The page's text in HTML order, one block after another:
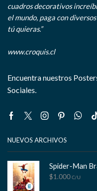
cuadros decorativos
el mundo, paga con
tú quieras.”
www.croquis.cl
Encuentra nuestros
Sociales.
Facebook
TwitterInstagram
Pinterest
NUEVOS ARCHIVOS
Spider-Man
$1.000 C/U